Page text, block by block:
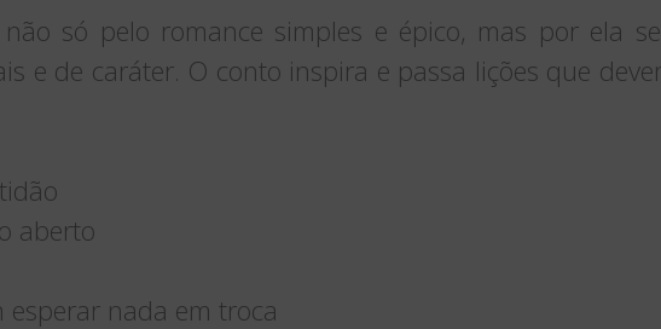
só pelo romance simples e épico, mas por ela
e de caráter. O conto inspira e passa lições que
aberto
esperar nada em troca